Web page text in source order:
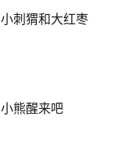
小刺猬和大红枣
小熊醒来吧